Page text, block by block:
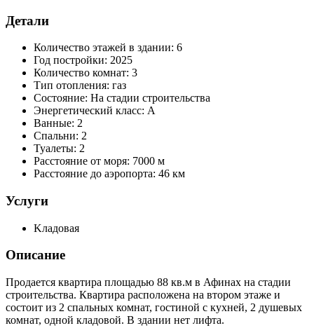
Детали
Количество этажей в здании: 6
Год постройки: 2025
Количество комнат: 3
Тип отопления: газ
Состояние: На стадии строительства
Энергетический класс: A
Ванные: 2
Спальни: 2
Туалеты: 2
Расстояние от моря: 7000 м
Расстояние до аэропорта: 46 км
Услуги
Kладовая
Описание
Продается квартира площадью 88 кв.м в Афинах на стадии
строительства. Квартира расположена на втором этаже и
состоит из 2 спальных комнат, гостиной с кухней, 2 душевых
комнат, одной кладовой. В здании нет лифта.